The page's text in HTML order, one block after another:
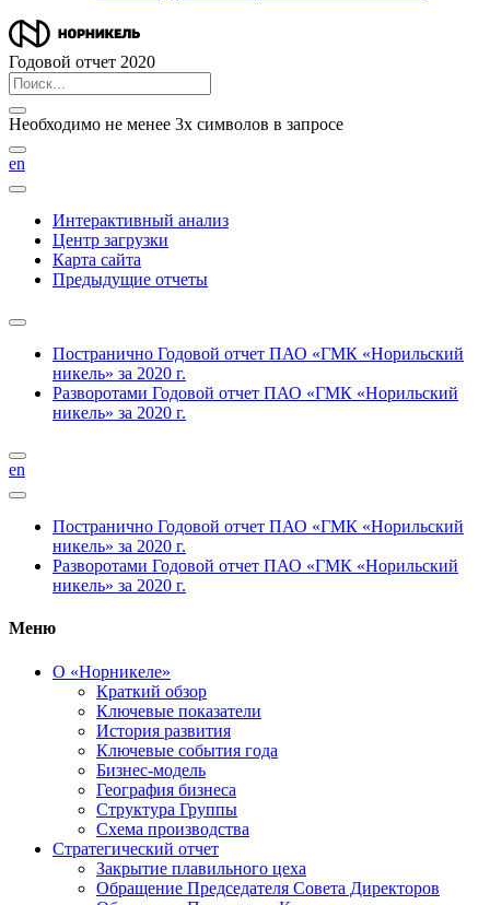
Годовой отчет 2020
Необходимо не менее 3х символов в запросе
en
Интерактивный анализ
Центр загрузки
Карта сайта
Предыдущие отчеты
Постранично Годовой отчет ПАО «ГМК «Норильский
никель» за 2020 г.
Разворотами Годовой отчет ПАО «ГМК «Норильский
никель» за 2020 г.
en
Постранично Годовой отчет ПАО «ГМК «Норильский
никель» за 2020 г.
Разворотами Годовой отчет ПАО «ГМК «Норильский
никель» за 2020 г.
Меню
О «Норникеле»
Краткий обзор
Ключевые показатели
История развития
Ключевые события года
Бизнес-модель
География бизнеса
Структура Группы
Схема производства
Стратегический отчет
Закрытие плавильного цеха
Обращение Председателя Совета Директоров